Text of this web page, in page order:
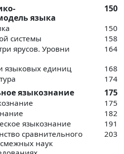
языка
150
150
системы
158
ярусов. Уровни
164
языковых единиц
168
174
языкознание 175
175
182
языкознание
191
сравнительного
наук
203